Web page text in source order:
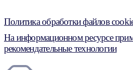
Политика обработки файлов
На информационном ресурсе
рекомендательные технологии